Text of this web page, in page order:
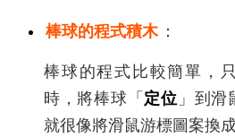
棒球的程式積木 ：
棒球的程式比較簡單，
時，將棒球「 定位 」到
就很像將滑鼠游標圖案換